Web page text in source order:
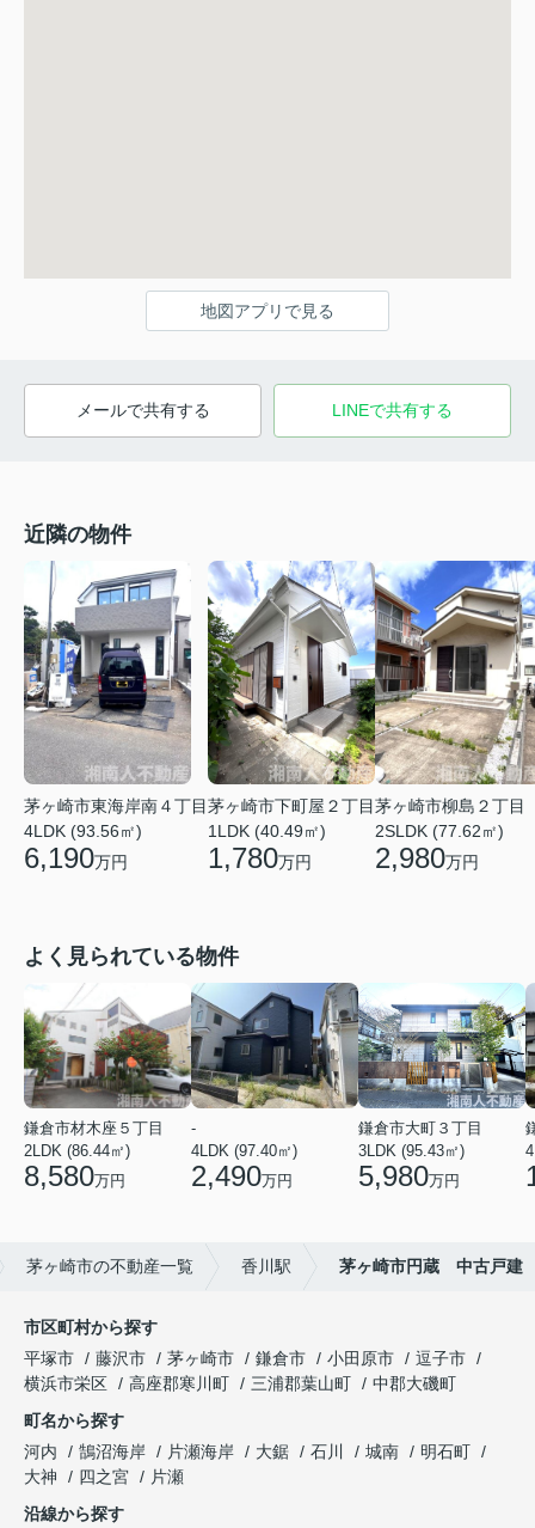
地図アプリで見る
メールで共有する LINEで共有する
近隣の物件
茅ヶ崎市東海岸南４丁目
4LDK (93.56㎡)
6,190万円
茅ヶ崎市下町屋２丁目
1LDK (40.49㎡)
1,780万円
茅ヶ崎市柳島２丁目
2SLDK (77.62㎡)
2,980万円
よく見られている物件
鎌倉市材木座５丁目
2LDK (86.44㎡)
8,580万円
-
4LDK (97.40㎡)
2,490万円
鎌倉市大町３丁目
3LDK (95.43㎡)
5,980万円
茅ヶ崎市の不動産一覧 香川駅 茅ヶ崎市円蔵 中古戸建
市区町村から探す
平塚市
藤沢市 茅ヶ崎市 鎌倉市 小田原市
逗子市
横浜市栄区
高座郡寒川町 三浦郡葉山町
中郡大磯町
町名から探す
河内
鵠沼海岸 片瀬海岸 大鋸 石川 城南
明石町
大神
四之宮
片瀬
沿線から探す